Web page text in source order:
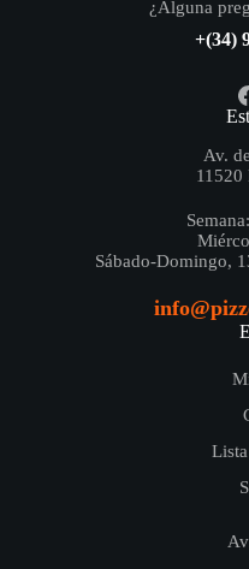
¿Alguna
+(34)
Av.
11520
Sábado-Domingo,